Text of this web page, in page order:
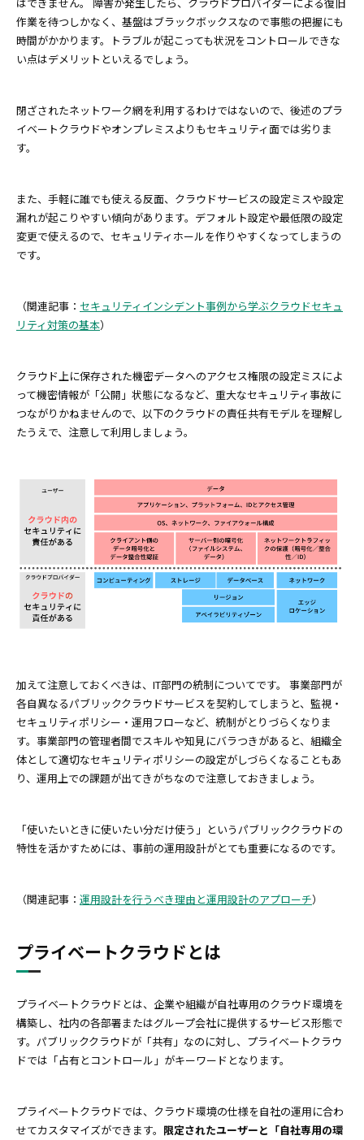
作業を待つしかなく、基盤はブラックボックスなので事態の把握にも
時間がかかります。トラブルが起こっても状況をコントロールできな
い点はデメリットといえるでしょう。
閉ざされたネットワーク網を利用するわけではないので、後述のプラ
イベートクラウドやオンプレミスよりもセキュリティ面では劣りま
す。
また、手軽に誰でも使える反面、クラウドサービスの設定ミスや設定
漏れが起こりやすい傾向があります。デフォルト設定や最低限の設定
変更で使えるので、セキュリティホールを作りやすくなってしまうの
です。
（関連記事： セキュリティインシデント事例から学ぶクラウドセキュ
リティ対策の基本）
クラウド上に保存された機密データへのアクセス権限の設定ミスによ
って機密情報が「公開」状態になるなど、重大なセキュリティ事故に
つながりかねませんので、以下のクラウドの責任共有モデルを理解し
たうえで、注意して利用しましょう。
加えて注意しておくべきは、IT部門の統制についてです。 事業部門が
各自異なるパブリッククラウドサービスを契約してしまうと、監視・
セキュリティポリシー・運用フローなど、統制がとりづらくなりま
す。事業部門の管理者間でスキルや知見にバラつきがあると、組織全
体として適切なセキュリティポリシーの設定がしづらくなることもあ
り、運用上での課題が出てきがちなので注意しておきましょう。
「使いたいときに使いたい分だけ使う」というパブリッククラウドの
特性を活かすためには、事前の運用設計がとても重要になるのです。
（関連記事： 運用設計を行うべき理由と運用設計のアプローチ）
プライベートクラウドとは
プライベートクラウドとは、企業や組織が自社専用のクラウド環境を
構築し、社内の各部署またはグループ会社に提供するサービス形態で
す。パブリッククラウドが「共有」なのに対し、プライベートクラウ
ドでは「占有とコントロール」がキーワードとなります。
プライベートクラウドでは、クラウド環境の仕様を自社の運用に合わ
せてカスタマイズができます。 限定されたユーザーと「自社専用の環